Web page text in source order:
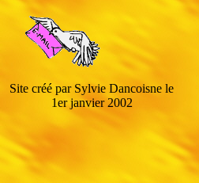
Site créé par Sylvie Dancoisne le
1er janvier 2002